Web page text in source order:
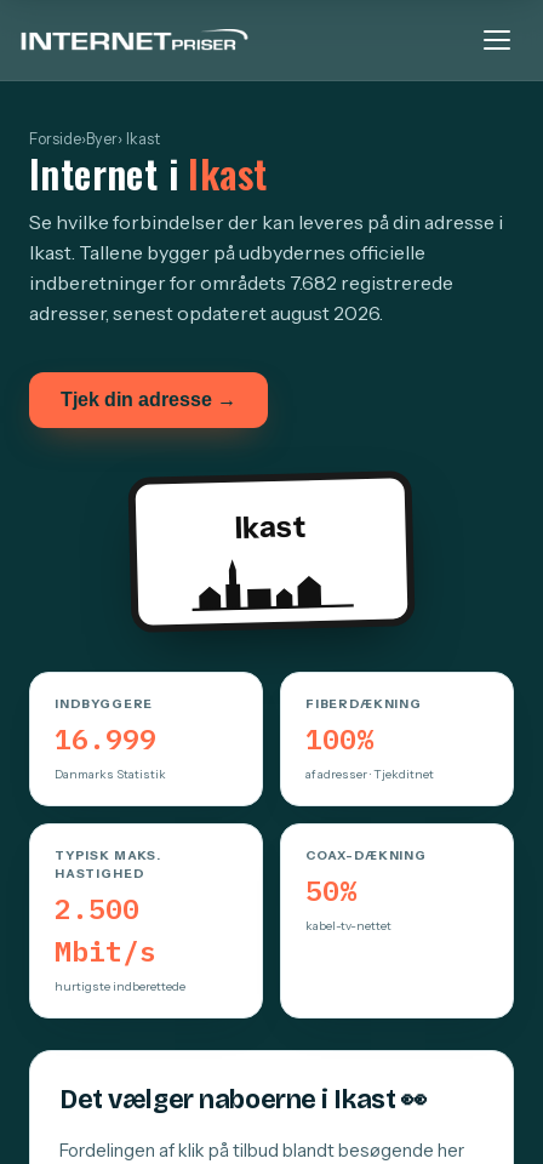
Forside›Byer› Ikast
Internet i Ikast
Se hvilke forbindelser der kan leveres på din adresse i
Ikast. Tallene bygger på udbydernes officielle
indberetninger for områdets 7.682 registrerede
adresser, senest opdateret august 2026.
Tjek din adresse →
Ikast
INDBYGGERE
16.999
Danmarks Statistik
FIBERDÆKNING
100%
af adresser · Tjekditnet
TYPISK MAKS.
HASTIGHED
2.500
Mbit/s
hurtigste indberettede
COAX-DÆKNING
50%
kabel-tv-nettet
Det vælger naboerne i Ikast👀
Fordelingen af klik på tilbud blandt besøgende her